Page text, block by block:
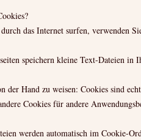
das Internet surfen, verwenden
speichern kleine Text-Dateien in
der Hand zu weisen: Cookies sind
Cookies für andere
werden automatisch im Cookie-